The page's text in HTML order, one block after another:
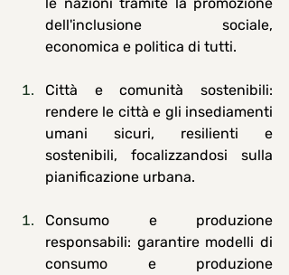
dell'inclusione sociale,
economica e politica di tutti.
Città e comunità sostenibili:
rendere le città e gli insediamenti
umani sicuri, resilienti e
sostenibili, focalizzandosi sulla
pianificazione urbana.
Consumo e produzione
responsabili: garantire modelli di
consumo e produzione